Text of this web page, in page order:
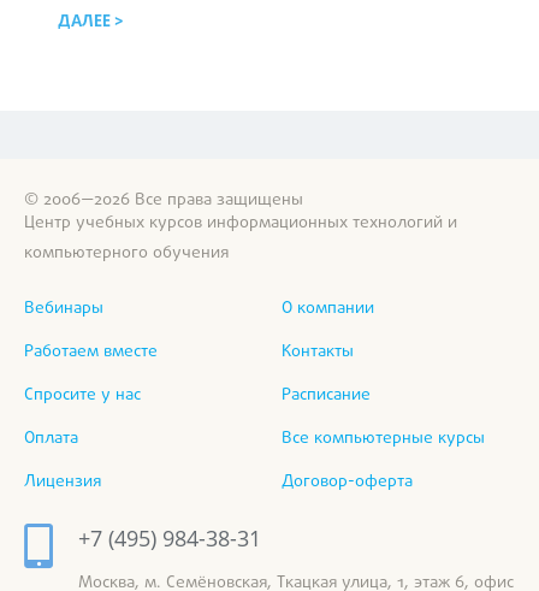
ДАЛЕЕ >
© 2006—2026 Все права защищены
Центр учебных курсов информационных технологий и
компьютерного обучения
Вебинары
Работаем вместе
Спросите у нас
Оплата
Лицензия
О компании
Контакты
Расписание
Все компьютерные курсы
Договор-оферта
+7 (495) 984-38-31
Москва, м. Семёновская, Ткацкая улица, 1, этаж 6, офис